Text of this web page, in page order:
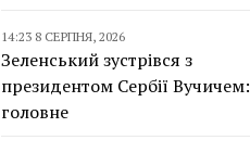
14:23 8 СЕРПНЯ, 2026
Зеленський зустрівся з
президентом Сербії Вучичем:
головне